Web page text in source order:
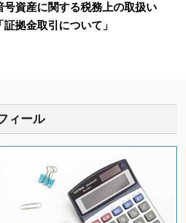
号資産に関する税務上の取扱い
「証拠金取引について」
ィール